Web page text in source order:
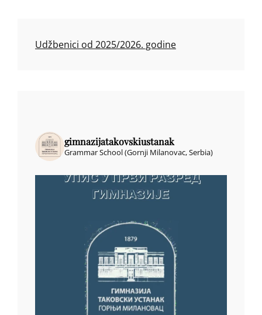
Udžbenici od 2025/2026. godine
gimnazijatakovskiustanak
Grammar School (Gornji Milanovac, Serbia)